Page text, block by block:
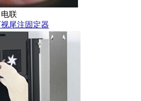
联
尾注固定器